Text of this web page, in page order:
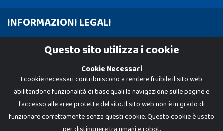
INFORMAZIONI LEGALI
Cookie PolicyQuesto sito utilizza i cookie
Cookie Necessari
I cookie necessari contribuiscono a rendere fruibile il sito web
abilitandone funzionalità di base quali la navigazione sulle pagine e
l'accesso alle aree protette del sito. Il sito web non è in grado di
funzionare correttamente senza questi cookie. Questo cookie è usato